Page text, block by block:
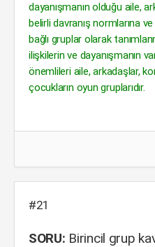
dayanışmanın olduğu aile,
belirli davranış normlarına
bağlı gruplar olarak
ilişkilerin ve dayanışmanın
önemlileri aile, arkadaşlar,
çocukların oyun gruplarıdır.
#21
SORU: Birincil grup